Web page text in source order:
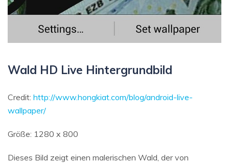
Wald HD Live Hintergrundbild
Credit: http://www.hongkiat.com/blog/android-live-
wallpaper/
Größe: 1280 x 800
Dieses Bild zeigt einen malerischen Wald, der von